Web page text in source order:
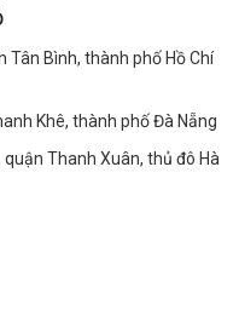
Tân Bình, thành phố Hồ Chí
Khê, thành phố Đà Nẵng
Thanh Xuân, thủ đô Hà